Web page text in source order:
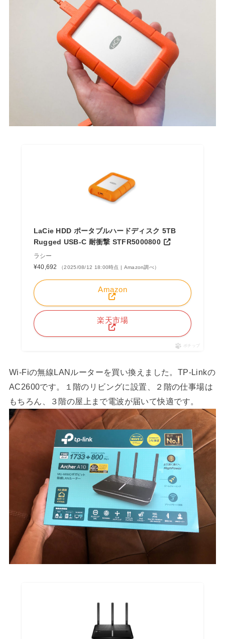
LaCie HDD ポータブルハードディスク 5TB
Rugged USB-C 耐衝撃 STFR5000800
ラシー
¥40,692
（2025/08/12 18:00時点 | Amazon調べ）
Amazon
楽天市場
ポチップ
Wi-Fiの無線LANルーターを買い換えました。TP-Linkの
AC2600です。１階のリビングに設置、２階の仕事場は
もちろん、３階の屋上まで電波が届いて快適です。